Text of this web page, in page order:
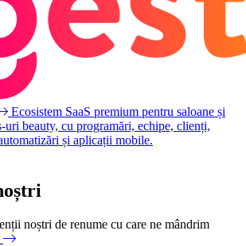
Ecosistem SaaS premium pentru saloane și
uri beauty, cu programări, echipe, clienți,
și aplicații mobile.
noștri de renume cu care ne mândrim